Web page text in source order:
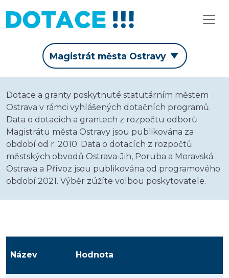
Magistrát města Ostravy
Dotace a granty poskytnuté statutárním městem
Ostrava v rámci vyhlášených dotačních programů.
Data o dotacích a grantech z rozpočtu odborů
Magistrátu města Ostravy jsou publikována za
období od r. 2010. Data o dotacích z rozpočtů
městských obvodů Ostrava-Jih, Poruba a Moravská
Ostrava a Přívoz jsou publikována od programového
období 2021. Výběr zúžíte volbou poskytovatele.
Název Hodnota